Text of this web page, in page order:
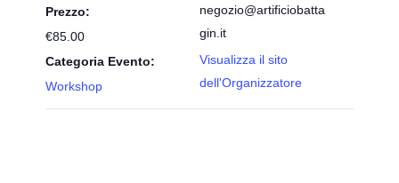
Prezzo:
€85.00
Categoria Evento:
Workshop
negozio@artificiobatta
gin.it
Visualizza il sito
dell'Organizzatore